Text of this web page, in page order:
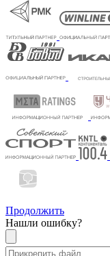
Продолжить
Нашли ошибку?